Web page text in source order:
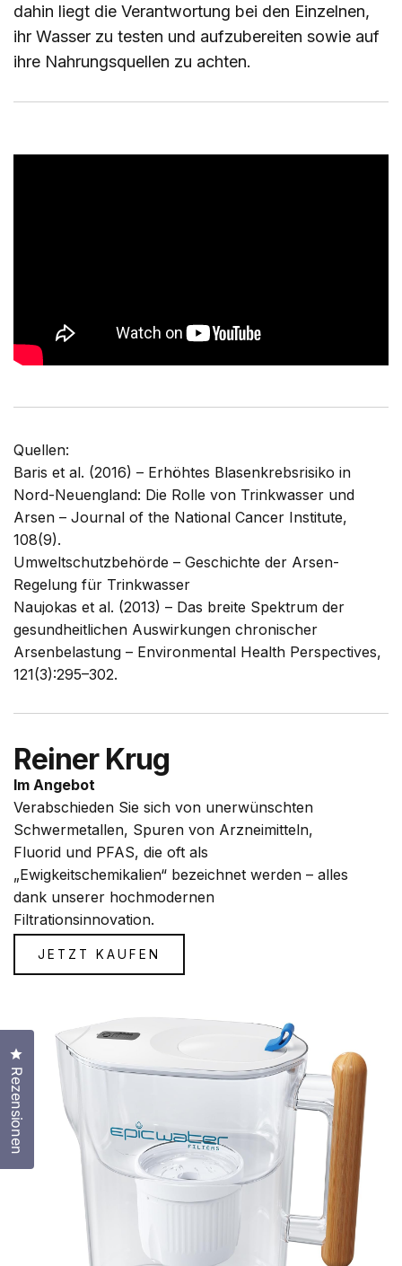
dahin liegt die Verantwortung bei den Einzelnen,
ihr Wasser zu testen und aufzubereiten sowie auf
ihre Nahrungsquellen zu achten.
Quellen:
Baris et al. (2016) – Erhöhtes Blasenkrebsrisiko in
Nord-Neuengland: Die Rolle von Trinkwasser und
Arsen – Journal of the National Cancer Institute,
108(9).
Umweltschutzbehörde – Geschichte der Arsen-
Regelung für Trinkwasser
Naujokas et al. (2013) – Das breite Spektrum der
gesundheitlichen Auswirkungen chronischer
Arsenbelastung – Environmental Health Perspectives,
121(3):295–302.
Reiner Krug
Im Angebot
Verabschieden Sie sich von unerwünschten
Schwermetallen, Spuren von Arzneimitteln,
Fluorid und PFAS, die oft als
„Ewigkeitschemikalien“ bezeichnet werden – alles
dank unserer hochmodernen
Filtrationsinnovation.
JETZT KAUFEN
Rezensionen
Klicken Sie, um den Bewertungsdialog zu öffnen